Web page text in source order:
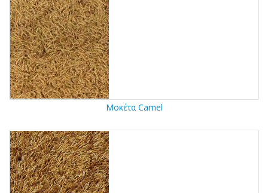
Μοκέτα Camel